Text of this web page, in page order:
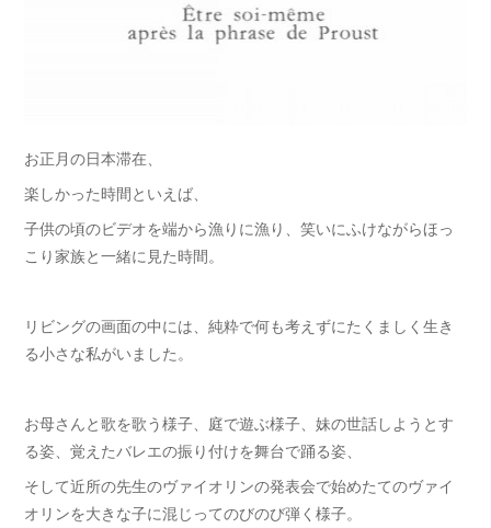
お正月の日本滞在、
楽しかった時間といえば、
子供の頃のビデオを端から漁りに漁り、笑いにふけながらほっ
こり家族と一緒に見た時間。
リビングの画面の中には、純粋で何も考えずにたくましく生き
る小さな私がいました。
お母さんと歌を歌う様子、庭で遊ぶ様子、妹の世話しようとす
る姿、覚えたバレエの振り付けを舞台で踊る姿、
そして近所の先生のヴァイオリンの発表会で始めたてのヴァイ
オリンを大きな子に混じってのびのび弾く様子。